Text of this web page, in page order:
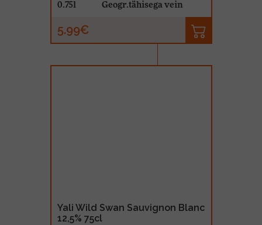
0.75l
Geogr.tähisega vein
5.99€
Yali Wild Swan Sauvignon Blanc
12,5% 75cl